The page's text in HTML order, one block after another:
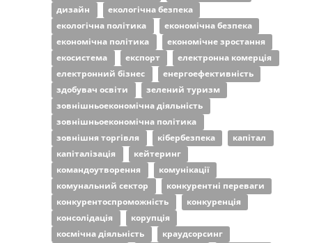
дизайн
екологічна безпека
екологічна політика
економічна безпека
економічна політика
економічне зростання
екосистема
експорт
електронна комерція
електронний бізнес
енергоефективність
здобувач освіти
зелений туризм
зовнішньоекономічна діяльність
зовнішньоекономічна політика
зовнішня торгівля
кібербезпека
капітал
капіталізація
кейтеринг
командоутворення
комунікації
комунальний сектор
конкурентні переваги
конкурентоспроможність
конкуренція
консолідація
корупція
космічна діяльність
краудсорсинг